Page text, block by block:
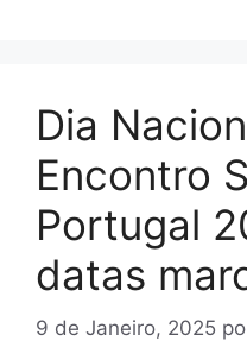
Dia
Encontro
Portugal
datas
9 de Janeiro, 2025